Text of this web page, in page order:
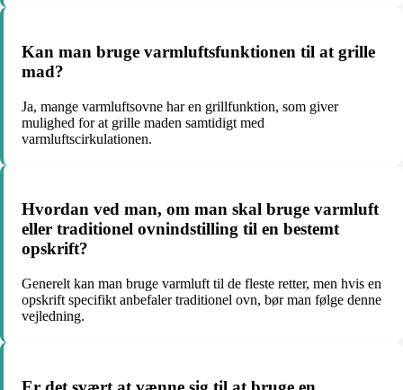
Kan man bruge varmluftsfunktionen til at grille
mad?
Ja, mange varmluftsovne har en grillfunktion, som giver
mulighed for at grille maden samtidigt med
varmluftscirkulationen.
Hvordan ved man, om man skal bruge varmluft
eller traditionel ovnindstilling til en bestemt
opskrift?
Generelt kan man bruge varmluft til de fleste retter, men hvis en
opskrift specifikt anbefaler traditionel ovn, bør man følge denne
vejledning.